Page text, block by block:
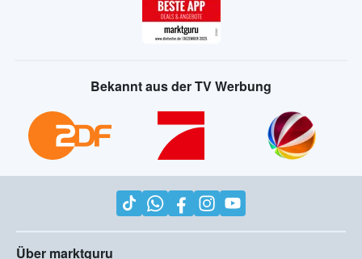
Bekannt aus der TV Werbung
Über marktguru